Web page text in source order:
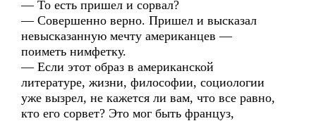
— То есть пришел и сорвал?
— Совершенно верно. Пришел и высказал
невысказанную мечту американцев —
поиметь нимфетку.
— Если этот образ в американской
литературе, жизни, философии, социологии
уже вызрел, не кажется ли вам, что все равно,
кто его сорвет? Это мог быть француз,